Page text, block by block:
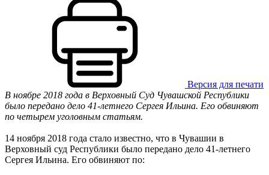
Версия для печати
В ноябре 2018 года в Верховный Суд Чувашской Республики
было передано дело 41-летнего Сергея Ильина. Его обвиняют
по четырем уголовным статьям.
14 ноября 2018 года стало известно, что в Чувашии в
Верховный суд Республики было передано дело 41-летнего
Сергея Ильина. Его обвиняют по: